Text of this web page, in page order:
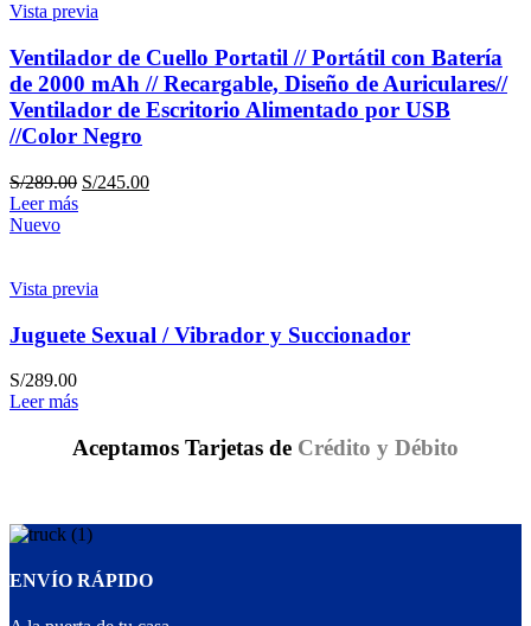
Vista previa
Ventilador de Cuello Portatil // Portátil con Batería
de 2000 mAh // Recargable, Diseño de Auriculares//
Ventilador de Escritorio Alimentado por USB
//Color Negro
S/289.00 S/245.00
Leer más
Nuevo
Vista previa
Juguete Sexual / Vibrador y Succionador
S/289.00
Leer más
Aceptamos Tarjetas de Crédito y Débito
ENVÍO RÁPIDO